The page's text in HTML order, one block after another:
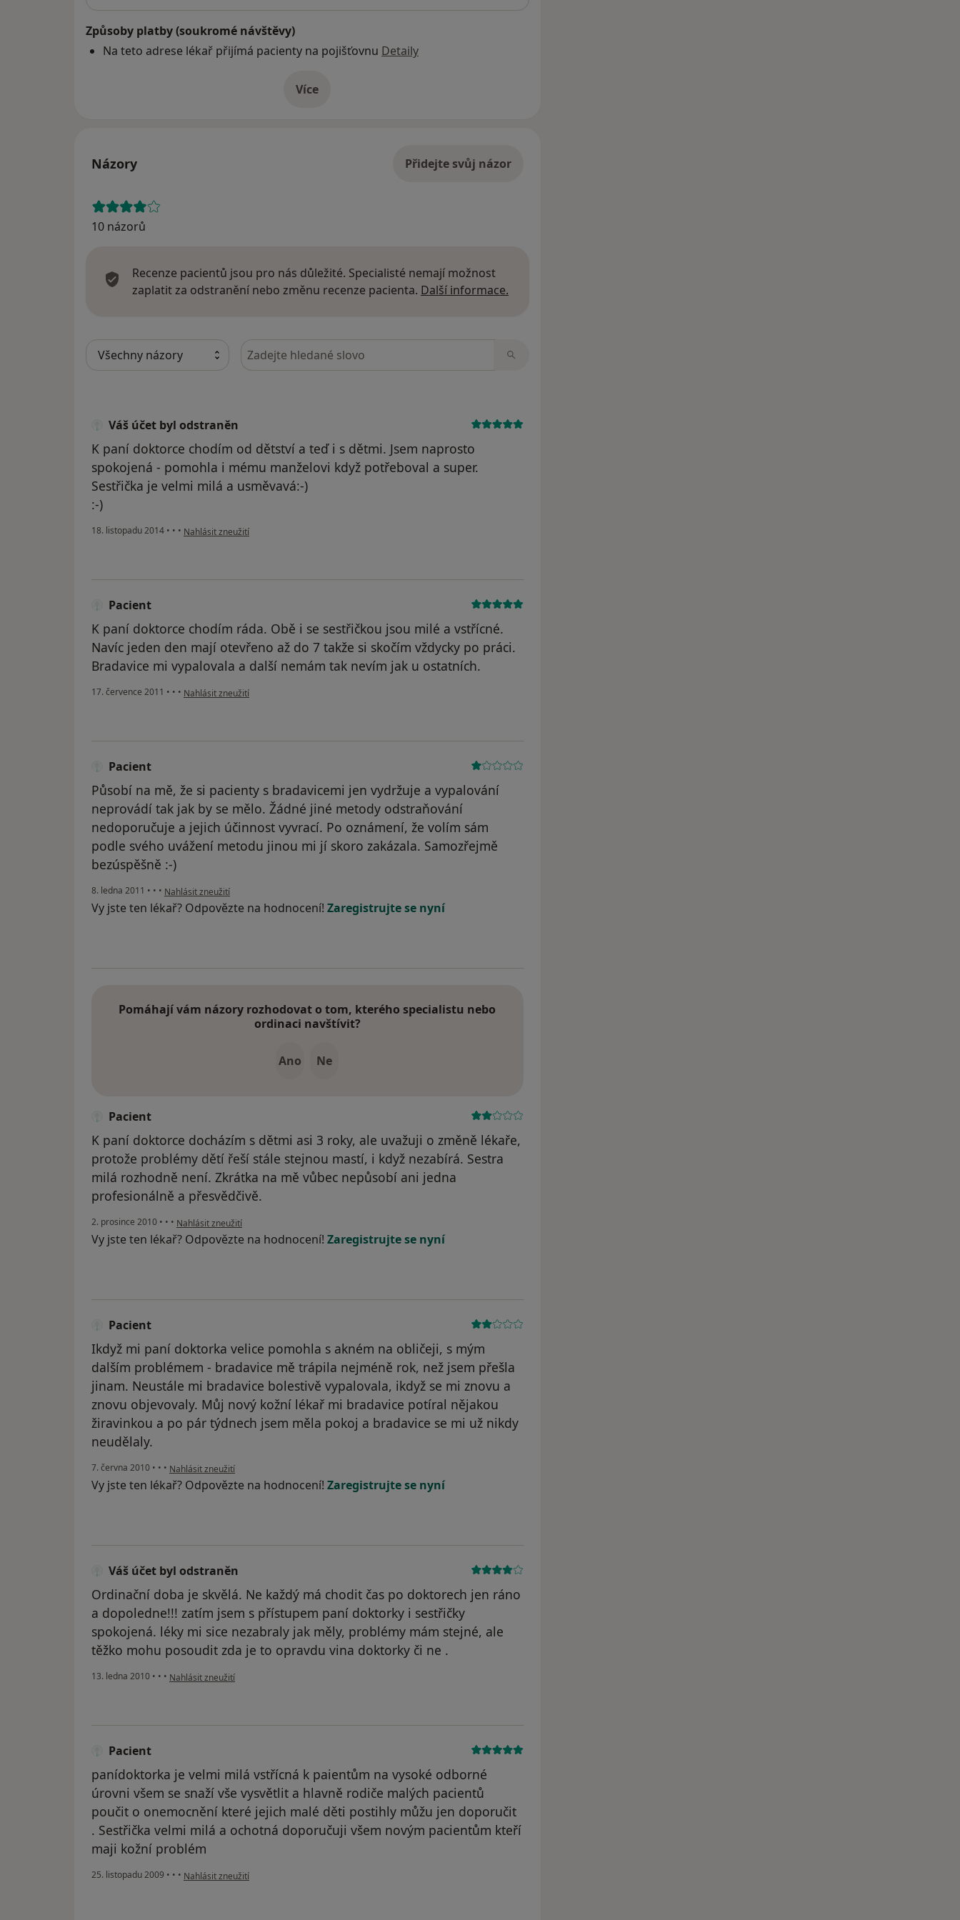
Způsoby platby (soukromé návštěvy)
Na teto adrese lékař přijímá pacienty na pojišťovnu Detaily
Víceo adrese
Názory Přidejte svůj názor
10 názorů
Recenze pacientů jsou pro nás důležité. Specialisté nemají možnost
zaplatit za odstranění nebo změnu recenze pacienta. Další informace.
Hledejte v názorech
Váš účet byl odstraněn
K paní doktorce chodím od dětství a teď i s dětmi. Jsem naprosto
spokojená - pomohla i mému manželovi když potřeboval a super.
Sestřička je velmi milá a usměvavá:-)
:-)
18. listopadu 2014 • • • podle názoru uživatele Váš účet byl odstraněn
Nahlásit zneužití
Pacient
K paní doktorce chodím ráda. Obě i se sestřičkou jsou milé a vstřícné.
Navíc jeden den mají otevřeno až do 7 takže si skočím vždycky po práci.
Bradavice mi vypalovala a další nemám tak nevím jak u ostatních.
17. července 2011 • • • podle názoru uživatele Pacient
Nahlásit zneužití
Pacient
Působí na mě, že si pacienty s bradavicemi jen vydržuje a vypalování
neprovádí tak jak by se mělo. Žádné jiné metody odstraňování
nedoporučuje a jejich účinnost vyvrací. Po oznámení, že volím sám
podle svého uvážení metodu jinou mi jí skoro zakázala. Samozřejmě
bezúspěšně :-)
8. ledna 2011 • • • podle názoru uživatele Pacient
Nahlásit zneužití
Vy jste ten lékař? Odpovězte na hodnocení! Zaregistrujte se nyní
Pomáhají vám názory rozhodovat o tom, kterého specialistu nebo
ordinaci navštívit?
Ano Ne
Pacient
K paní doktorce docházím s dětmi asi 3 roky, ale uvažuji o změně lékaře,
protože problémy dětí řeší stále stejnou mastí, i když nezabírá. Sestra
milá rozhodně není. Zkrátka na mě vůbec nepůsobí ani jedna
profesionálně a přesvědčivě.
2. prosince 2010 • • • podle názoru uživatele Pacient
Nahlásit zneužití
Vy jste ten lékař? Odpovězte na hodnocení! Zaregistrujte se nyní
Pacient
Ikdyž mi paní doktorka velice pomohla s akném na obličeji, s mým
dalším problémem - bradavice mě trápila nejméně rok, než jsem přešla
jinam. Neustále mi bradavice bolestivě vypalovala, ikdyž se mi znovu a
znovu objevovaly. Můj nový kožní lékař mi bradavice potíral nějakou
žiravinkou a po pár týdnech jsem měla pokoj a bradavice se mi už nikdy
neudělaly.
7. června 2010 • • • podle názoru uživatele Pacient
Nahlásit zneužití
Vy jste ten lékař? Odpovězte na hodnocení! Zaregistrujte se nyní
Váš účet byl odstraněn
Ordinační doba je skvělá. Ne každý má chodit čas po doktorech jen ráno
a dopoledne!!! zatím jsem s přístupem paní doktorky i sestřičky
spokojená. léky mi sice nezabraly jak měly, problémy mám stejné, ale
těžko mohu posoudit zda je to opravdu vina doktorky či ne .
13. ledna 2010 • • • podle názoru uživatele Váš účet byl odstraněn
Nahlásit zneužití
Pacient
panídoktorka je velmi milá vstřícná k paientům na vysoké odborné
úrovni všem se snaží vše vysvětlit a hlavně rodiče malých pacientů
poučit o onemocnění které jejich malé děti postihly můžu jen doporučit
. Sestřička velmi milá a ochotná doporučuji všem novým pacientům kteří
maji kožní problém
25. listopadu 2009 • • • podle názoru uživatele Pacient
Nahlásit zneužití